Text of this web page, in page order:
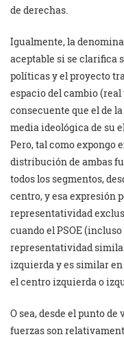
de derechas.
Igualmente, la
aceptable si se clarifica
políticas y el proyecto
espacio del cambio
consecuente que el de
media ideológica de su
Pero, tal como expongo
distribución de ambas
todos los segmentos,
centro, y esa expresión
representatividad
cuando el PSOE
representatividad
izquierda y es similar
el centro izquierda o
O sea, desde el punto
fuerzas son